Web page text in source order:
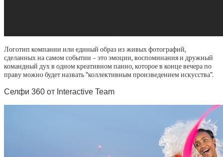
Логотип компании или единый образ из живых фотографий,
сделанных на самом событии – это эмоции, воспоминания и дружный
командный дух в одном креативном панно, которое в конце вечера по
праву можно будет назвать “коллективным произведением искусства”.
Селфи 360 от Interactive Team